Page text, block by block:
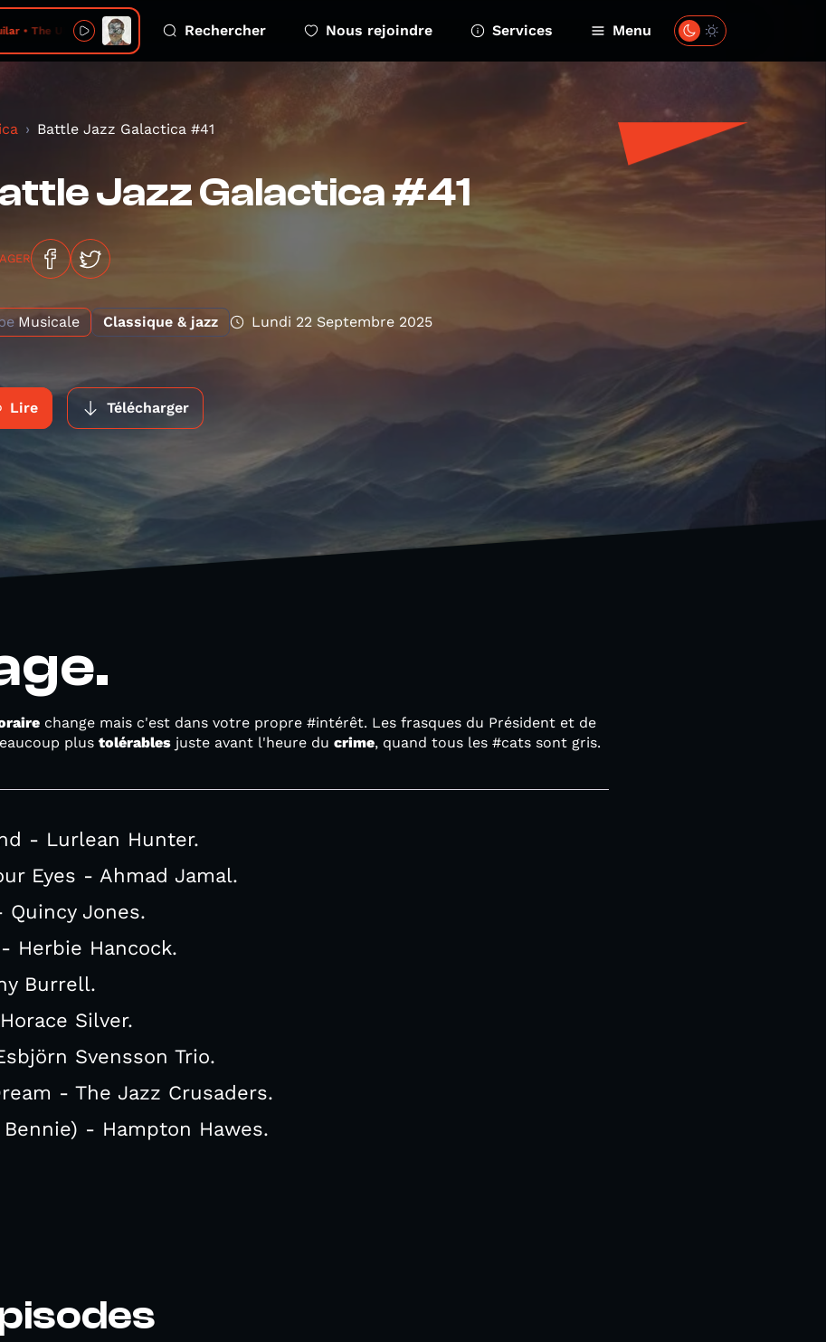
• The Ultimate Rechercher Nous rejoindre Services Menu
Battle Jazz Galactica #41
Jazz Galactica #41
Musicale Classique & jazz Lundi 22 Septembre 2025
Lire Télécharger
change mais c'est dans votre propre #intérêt. Les frasques du Président et de
plus tolérables juste avant l'heure du crime, quand tous les #cats sont gris.
- Lurlean Hunter.
Eyes - Ahmad Jamal.
Quincy Jones.
Herbie Hancock.
Burrell.
Silver.
Svensson Trio.
- The Jazz Crusaders.
- Hampton Hawes.